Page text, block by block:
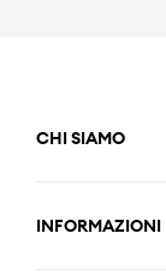
CHI SIAMO
INFORMAZIONI